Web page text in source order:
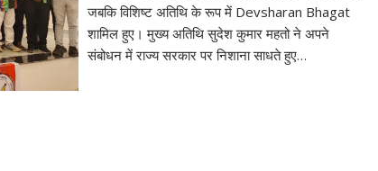
जबकि विशिष्ट अतिथि के रूप में Devsharan Bhagat
शामिल हुए। मुख्य अतिथि सुदेश कुमार महतो ने अपने
संबोधन में राज्य सरकार पर निशाना साधते हुए…